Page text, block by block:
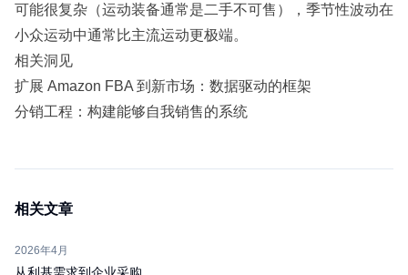
可能很复杂（运动装备通常是二手不可售），季节性波动在
小众运动中通常比主流运动更极端。
相关洞见
扩展 Amazon FBA 到新市场：数据驱动的框架
分销工程：构建能够自我销售的系统
相关文章
2026年4月